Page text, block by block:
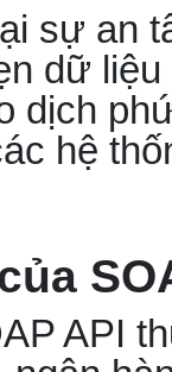
sự an
dữ
dịch
hệ
API